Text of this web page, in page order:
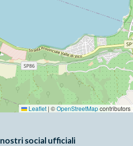
Leaflet | ©OpenStreetMapcontributors
social ufficiali